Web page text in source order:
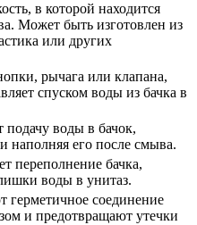
в которой находится
Может быть изготовлен из
или других
рычага или клапана,
спуском воды из бачка в
подачу воды в бачок,
наполняя его после смыва.
переполнение бачка,
воды в унитаз.
герметичное соединение
и предотвращают утечки